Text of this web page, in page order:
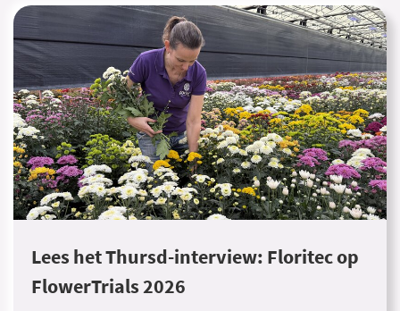
Lees het Thursd-interview: Floritec op
FlowerTrials 2026